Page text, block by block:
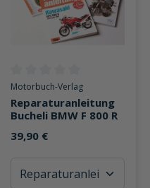
0 von 5 Sternen
Durchschnittliche Bewertung
Motorbuch-Verlag
Reparaturanleitung
Bucheli BMW F 800 R
39,90 €